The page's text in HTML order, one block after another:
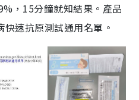
，15分鐘就知結果。產品
速抗原測試通用名單。